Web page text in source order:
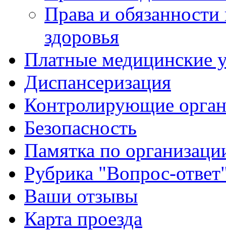
Права и
здоровья
Платные медицинские
Диспансеризация
Контролирующие
Безопасность
Памятка по
Рубрика "Вопрос-
Ваши отзывы
Карта проезда